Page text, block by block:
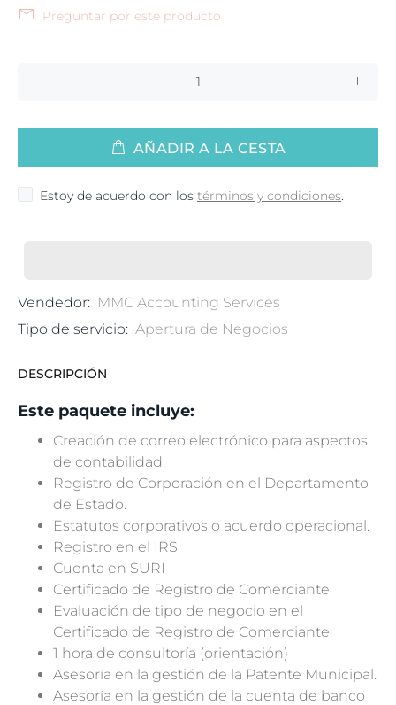
Preguntar por este producto
AÑADIR A LA CESTA
Estoy de acuerdo con los términos y condiciones.
Vendedor: MMC Accounting Services
Tipo de servicio: Apertura de Negocios
DESCRIPCIÓN
Este paquete incluye:
Creación de correo electrónico para aspectos
de contabilidad.
Registro de Corporación en el Departamento
de Estado.
Estatutos corporativos o acuerdo operacional.
Registro en el IRS
Cuenta en SURI
Certificado de Registro de Comerciante
Evaluación de tipo de negocio en el
Certificado de Registro de Comerciante.
1 hora de consultoría (orientación)
Asesoría en la gestión de la Patente Municipal.
Asesoría en la gestión de la cuenta de banco